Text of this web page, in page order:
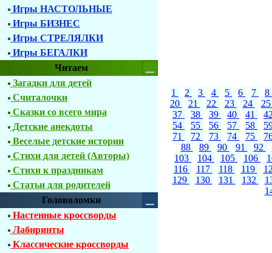
Игры НАСТОЛЬНЫЕ
Игры БИЗНЕС
Игры СТРЕЛЯЛКИ
Игры БЕГАЛКИ
Читаем
Загадки для детей
Считалочки
Сказки со всего мира
Детские анекдоты
Веселые детские истории
Стихи для детей (Авторы)
Стихи к праздникам
Статьи для родителей
Головоломки
Настенные кроссворды
Лабиринты
Классические кроссворды
1 2 3 4 5 6 7
8
20
21 22 23 24
37
38 39 40 41
54
55 56 57 58
71
72 73 74 75
88
89 90 91 92
103
104 105 106
116
117 118 119
129
130 131 132